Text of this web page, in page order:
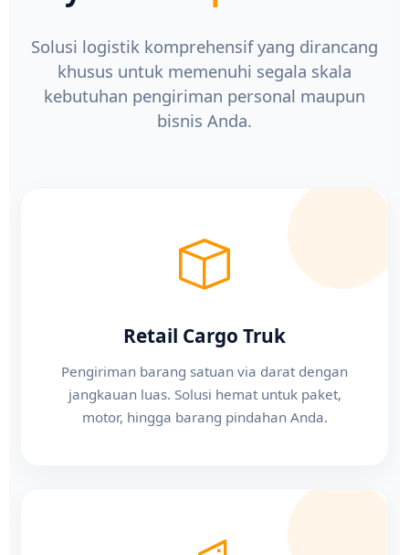
Solusi logistik komprehensif yang dirancang
khusus untuk memenuhi segala skala
kebutuhan pengiriman personal maupun
bisnis Anda.
Retail Cargo Truk
Pengiriman barang satuan via darat dengan
jangkauan luas. Solusi hemat untuk paket,
motor, hingga barang pindahan Anda.